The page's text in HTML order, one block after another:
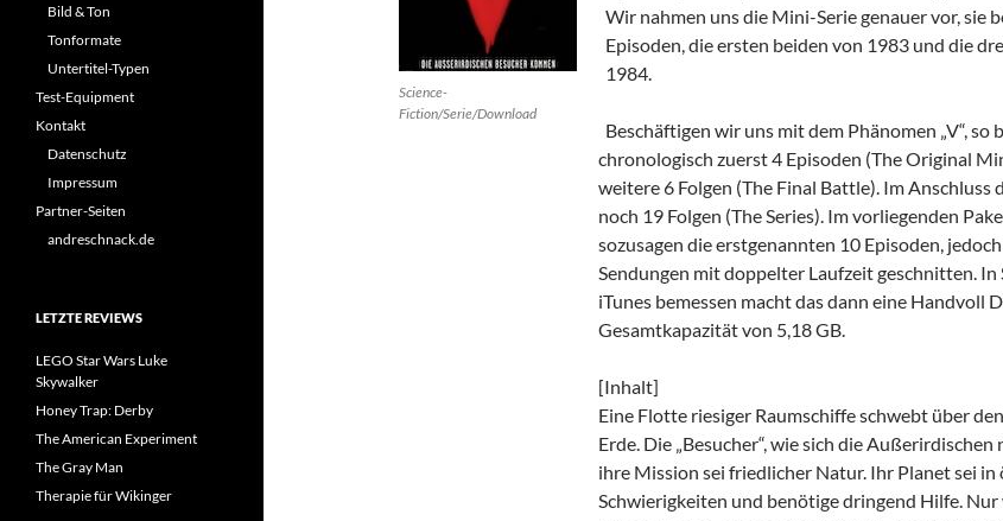
Science-
Fiction/Serie/Download
Wir nahmen uns die Mini-Serie genauer vor, sie
Episoden, die ersten beiden von 1983 und die
1984.
Beschäftigen wir uns mit dem Phänomen „V“, so
chronologisch zuerst 4 Episoden (The Original
weitere 6 Folgen (The Final Battle). Im Anschluss
noch 19 Folgen (The Series). Im vorliegenden
sozusagen die erstgenannten 10 Episoden,
Sendungen mit doppelter Laufzeit geschnitten. In
iTunes bemessen macht das dann eine Handvoll
Gesamtkapazität von 5,18 GB.
[Inhalt]
Eine Flotte riesiger Raumschiffe schwebt über
Erde. Die „Besucher“, wie sich die Außerirdischen
ihre Mission sei friedlicher Natur. Ihr Planet sei in
Schwierigkeiten und benötige dringend Hilfe. Nur
Bild & Ton
Tonformate
Untertitel-Typen
Test-Equipment
Kontakt
Datenschutz
Impressum
Partner-Seiten
andreschnack.de
LETZTE REVIEWS
LEGO Star Wars Luke
Skywalker
Honey Trap: Derby
The American Experiment
The Gray Man
Therapie für Wikinger